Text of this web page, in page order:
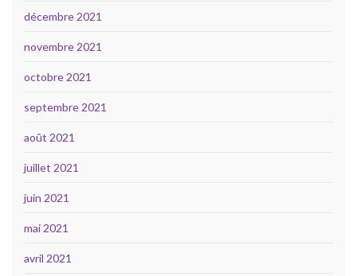
décembre 2021
novembre 2021
octobre 2021
septembre 2021
août 2021
juillet 2021
juin 2021
mai 2021
avril 2021